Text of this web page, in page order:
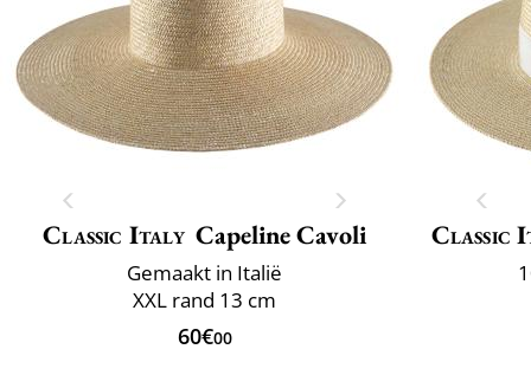
Classic Italy Capeline Cavoli
Gemaakt in Italië
XXL rand 13 cm
60€00
Classic